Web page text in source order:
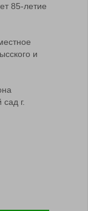
85-летие
и
г.